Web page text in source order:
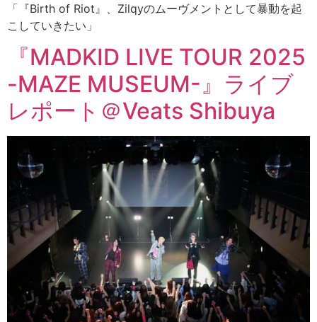
「『Birth of Riot』、Zilqyのムーヴメントとして暴動を起
こしていきたい」
『MADKID LIVE TOUR 2025
-MAZE MUSEUM-』ライブ
レポート＠Veats Shibuya